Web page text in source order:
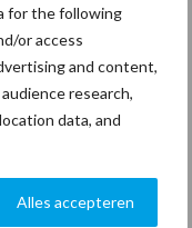
for the following
or access
and content,
research,
data, and
Alles accepteren
UVC